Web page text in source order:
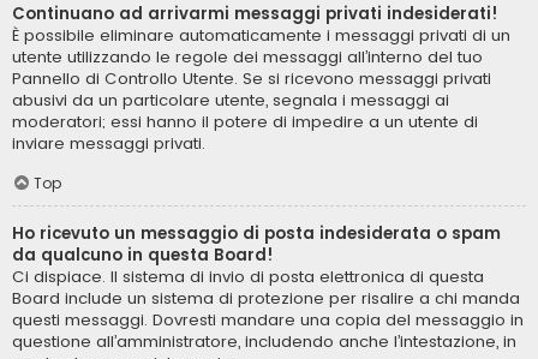
Continuano ad arrivarmi messaggi privati indesiderati!
È possibile eliminare automaticamente i messaggi privati ​​di un
utente utilizzando le regole dei messaggi all’interno del tuo
Pannello di Controllo Utente. Se si ricevono messaggi privati ​​
abusivi da un particolare utente, segnala i messaggi ai
moderatori; essi hanno il potere di impedire a un utente di
inviare messaggi privati​​.
Top
Ho ricevuto un messaggio di posta indesiderata o spam
da qualcuno in questa Board!
Ci dispiace. Il sistema di invio di posta elettronica di questa
Board include un sistema di protezione per risalire a chi manda
questi messaggi. Dovresti mandare una copia del messaggio in
questione all’amministratore, includendo anche l’intestazione, in